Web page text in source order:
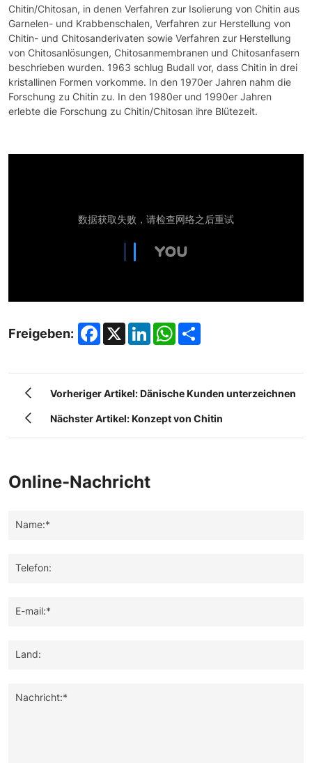
Chitin/Chitosan, in denen Verfahren zur Isolierung von Chitin aus
Garnelen- und Krabbenschalen, Verfahren zur Herstellung von
Chitin- und Chitosanderivaten sowie Verfahren zur Herstellung
von Chitosanlösungen, Chitosanmembranen und Chitosanfasern
beschrieben wurden. 1963 schlug Budall vor, dass Chitin in drei
kristallinen Formen vorkomme. In den 1970er Jahren nahm die
Forschung zu Chitin zu. In den 1980er und 1990er Jahren
erlebte die Forschung zu Chitin/Chitosan ihre Blütezeit.
Freigeben: Facebook
X LinkedInWhatsApp
Vorheriger Artikel: Dänische Kunden unterzeichnen
Nächster Artikel: Konzept von Chitin
Online-Nachricht
Name:*
Telefon:
E-mail:*
Land:
Nachricht:*